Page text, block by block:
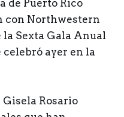
de Puerto Rico
con Northwestern
Sexta Gala Anual
celebró ayer en la
Rosario